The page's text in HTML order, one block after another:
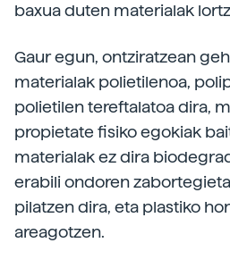
baxua duten materialak
Gaur egun, ontziratzean
materialak polietilenoa,
polietilen tereftalatoa dira,
propietate fisiko egokiak
materialak ez dira
erabili ondoren
pilatzen dira, eta plastiko
areagotzen.